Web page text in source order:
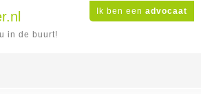
Ik ben een advocaat
in de buurt!